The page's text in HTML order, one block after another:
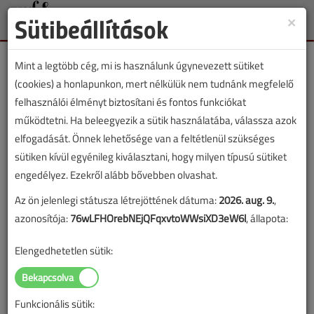
Toggle
Címke: fan coil
„fan coil” címkével jelölt tartalmak
1 2
HerzCON: Új dimenzió a fan-coilok
bekötésénél
2017. áprilisi lapszám
×
Sütibeállítások
Mint a legtöbb cég, mi is használunk úgynevezett sütiket
(cookies) a honlapunkon, mert nélkülük nem tudnánk megfelelő
felhasználói élményt biztosítani és fontos funkciókat
működtetni. Ha beleegyezik a sütik használatába, válassza azok
elfogadását. Önnek lehetősége van a feltétlenül szükséges
sütiken kívül egyénileg kiválasztani, hogy milyen típusú sütiket
engedélyez. Ezekről alább bővebben olvashat.
Az ön jelenlegi státusza létrejöttének dátuma:2026. aug. 9.,
azonosítója:76wLFHOrebNEjQFqxvtoWWsiXD3eW6l, állapota:
Elengedhetetlen sütik:
Funkcionális sütik: